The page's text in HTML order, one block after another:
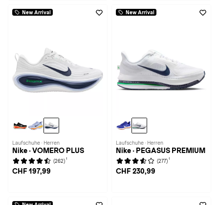
New Arrival
Laufschuhe · Herren
Nike · VOMERO PLUS
(262) 1
CHF 197,99
New Arrival
Laufschuhe · Herren
Nike · PEGASUS PREMIUM
(277) 1
CHF 230,99